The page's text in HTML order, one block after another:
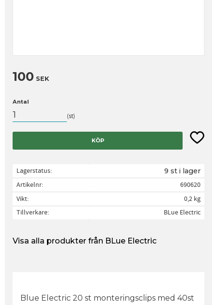
100 SEK
Antal
st
KÖP Lägg
Lagerstatus 9 st i lager
Artikelnr
690620
Vikt
0,2 kg
Tillverkare
BLue Electric
Visa alla produkter från BLue Electric
Blue Electric 20 st monteringsclips med 40st